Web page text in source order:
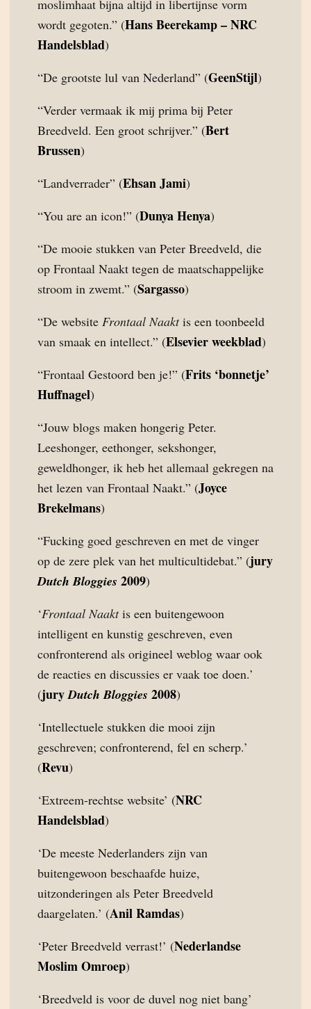
moslimhaat bijna altijd in libertijnse vorm
wordt gegoten.” (Hans Beerekamp – NRC
Handelsblad)
“De grootste lul van Nederland” (GeenStijl)
“Verder vermaak ik mij prima bij Peter
Breedveld. Een groot schrijver.” (Bert
Brussen)
“Landverrader” (Ehsan Jami)
“You are an icon!” (Dunya Henya)
“De mooie stukken van Peter Breedveld, die
op Frontaal Naakt tegen de maatschappelijke
stroom in zwemt.” (Sargasso)
“De website Frontaal Naaktis een toonbeeld
van smaak en intellect.” (Elsevier weekblad)
“Frontaal Gestoord ben je!” (Frits ‘bonnetje’
Huffnagel)
“Jouw blogs maken hongerig Peter.
Leeshonger, eethonger, sekshonger,
geweldhonger, ik heb het allemaal gekregen na
het lezen van Frontaal Naakt.” (Joyce
Brekelmans)
“Fucking goed geschreven en met de vinger
op de zere plek van het multicultidebat.” (jury
Dutch Bloggies 2009)
‘Frontaal Naaktis een buitengewoon
intelligent en kunstig geschreven, even
confronterend als origineel weblog waar ook
de reacties en discussies er vaak toe doen.’
(juryDutch Bloggies 2008)
‘Intellectuele stukken die mooi zijn
geschreven; confronterend, fel en scherp.’
(Revu)
‘Extreem-rechtse website’ (NRC
Handelsblad)
‘De meeste Nederlanders zijn van
buitengewoon beschaafde huize,
uitzonderingen als Peter Breedveld
daargelaten.’ (Anil Ramdas)
‘Peter Breedveld verrast!’ (Nederlandse
Moslim Omroep)
‘Breedveld is voor de duvel nog niet bang’